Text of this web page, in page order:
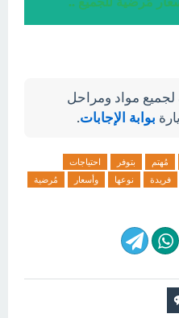
لجميع مواد ومراحل
بوابة الإجابات.
مُهتم بتوفر
احتياجات
فريدة نوعها وأسعار
مُرضية